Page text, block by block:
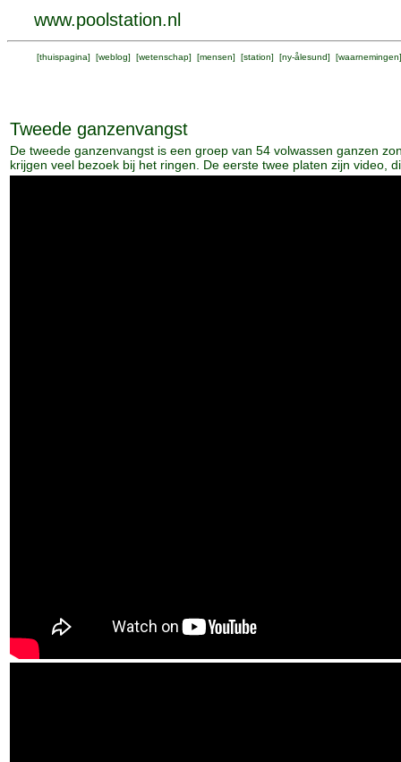
www.poolstation.nl
[thuispagina] [weblog] [wetenschap] [mensen] [station] [ny-ålesund] [waarnemingen
Tweede ganzenvangst
De tweede ganzenvangst is een groep van 54 volwassen ganzen
krijgen veel bezoek bij het ringen. De eerste twee platen zijn video,